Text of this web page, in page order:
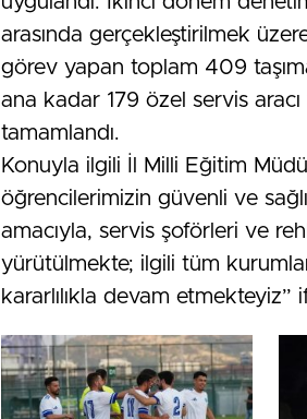
arasında gerçekleştirilmek
görev yapan toplam 409
ana kadar 179 özel servis aracı
tamamlandı.
Konuyla ilgili İl Milli Eğitim
öğrencilerimizin güvenli ve
amacıyla, servis şoförleri ve
yürütülmekte; ilgili tüm
kararlılıkla devam